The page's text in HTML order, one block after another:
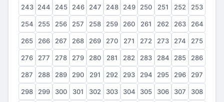
243 244 245 246 247 248 249 250 251 252 253
254 255 256 257 258 259 260 261 262 263 264
265 266 267 268 269 270 271 272 273 274 275
276 277 278 279 280 281 282 283 284 285 286
287 288 289 290 291 292 293 294 295 296 297
298 299 300 301 302 303 304 305 306 307 308